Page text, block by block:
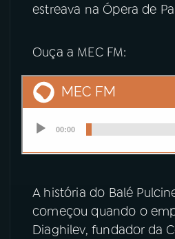
08 PRÊMIO RÁDIO MEC
ACOMPANHE A RÁDIO MEC
YouTube
Instagram X
estreava na Ópera de
Ouça a MEC FM:
A história do Balé
começou quando o
Diaghilev, fundador da